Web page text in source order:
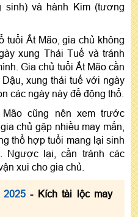
sinh) và hành Kim (tương
tuổi Ất Mão, gia chủ không
xung Thái Tuế và tránh
Gia chủ tuổi Ất Mão cần
xung thái tuế với ngày
các ngày này để động thổ.
cũng nên xem trước
chủ gặp nhiều may mắn,
thổ hợp tuổi mang lại sinh
Ngược lại, cần tránh các
xui cho gia chủ.
- Kích tài lộc may